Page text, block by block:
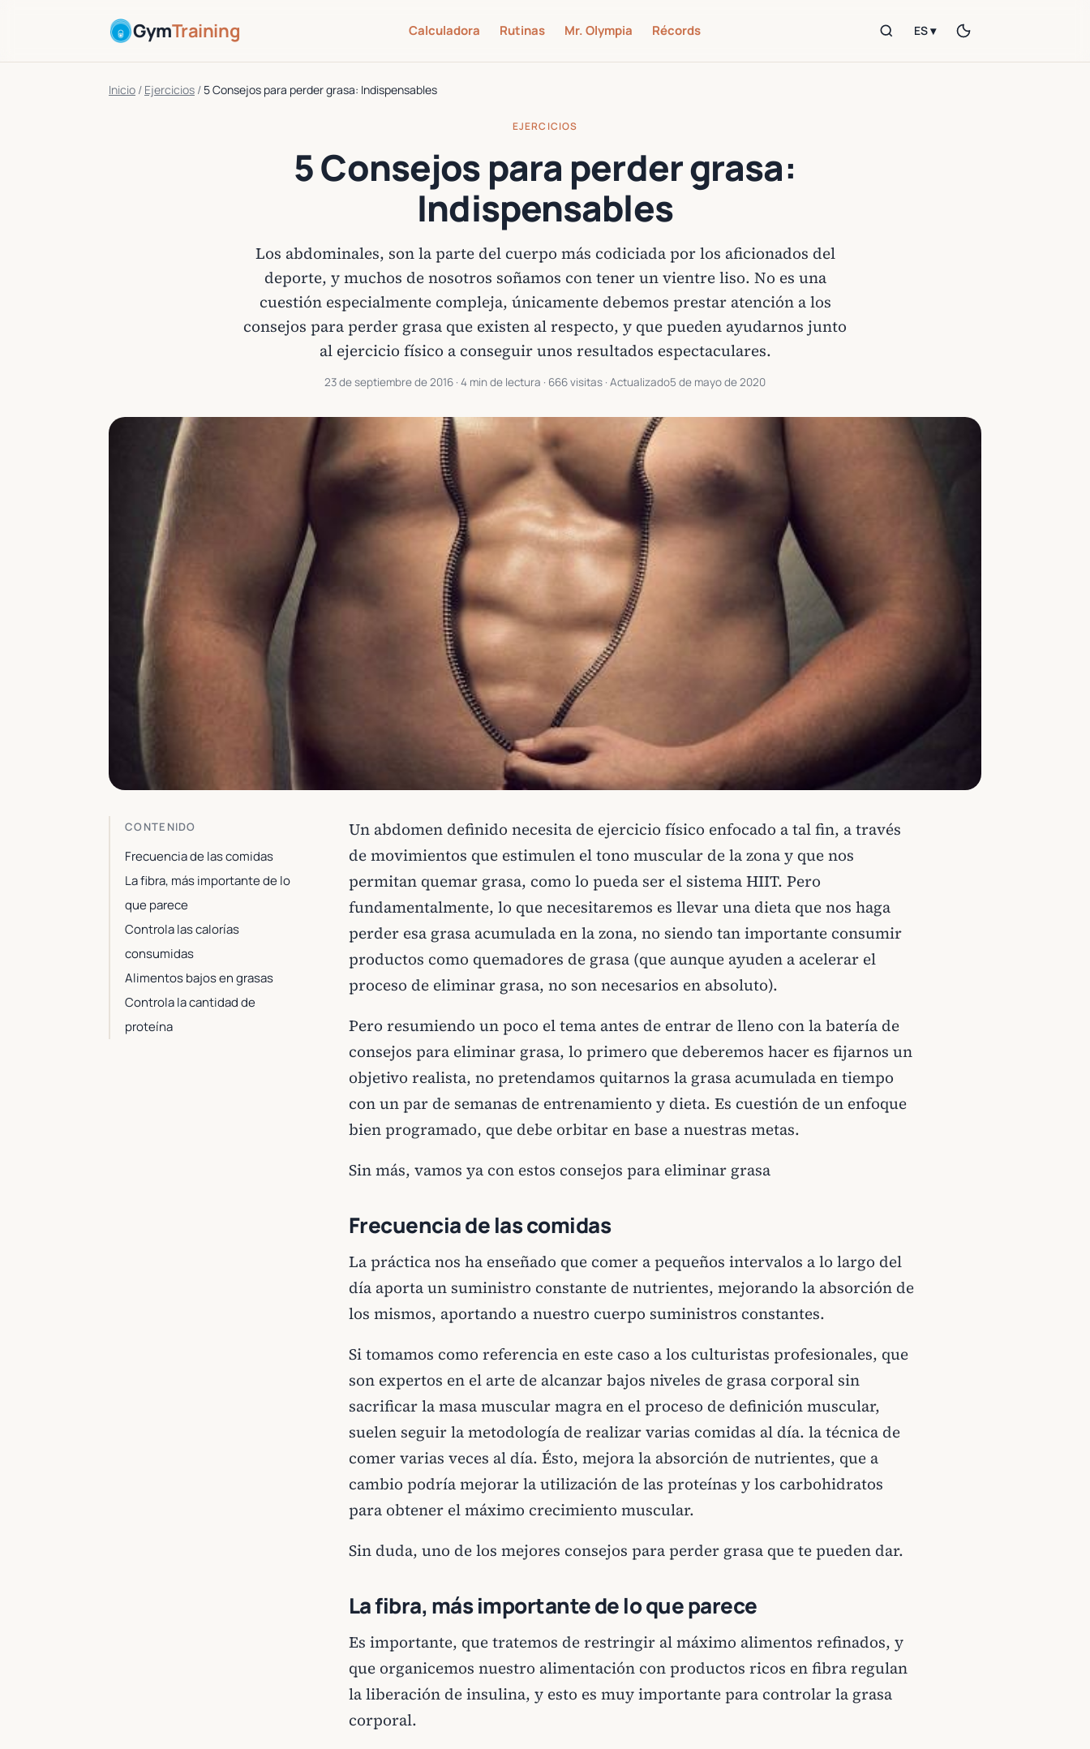
GymTraining Calculadora Rutinas Mr. Olympia Récords ES ▾
Inicio / Ejercicios / 5 Consejos para perder grasa: Indispensables
EJERCICIOS
5 Consejos para perder grasa:
Indispensables
Los abdominales, son la parte del cuerpo más codiciada por los aficionados del
deporte, y muchos de nosotros soñamos con tener un vientre liso. No es una
cuestión especialmente compleja, únicamente debemos prestar atención a los
consejos para perder grasa que existen al respecto, y que pueden ayudarnos junto
al ejercicio físico a conseguir unos resultados espectaculares.
23 de septiembre de 2016 · 4 min de lectura · 666 visitas · Actualizado5 de mayo de 2020
CONTENIDO
Frecuencia de las comidas
La fibra, más importante de lo
que parece
Controla las calorías
consumidas
Alimentos bajos en grasas
Controla la cantidad de
proteína
Un abdomen definido necesita de ejercicio físico enfocado a tal fin, a través
de movimientos que estimulen el tono muscular de la zona y que nos
permitan quemar grasa, como lo pueda ser el sistema HIIT. Pero
fundamentalmente, lo que necesitaremos es llevar una dieta que nos haga
perder esa grasa acumulada en la zona, no siendo tan importante consumir
productos como quemadores de grasa (que aunque ayuden a acelerar el
proceso de eliminar grasa, no son necesarios en absoluto).
Pero resumiendo un poco el tema antes de entrar de lleno con la batería de
consejos para eliminar grasa, lo primero que deberemos hacer es fijarnos un
objetivo realista, no pretendamos quitarnos la grasa acumulada en tiempo
con un par de semanas de entrenamiento y dieta. Es cuestión de un enfoque
bien programado, que debe orbitar en base a nuestras metas.
Sin más, vamos ya con estos consejos para eliminar grasa
Frecuencia de las comidas
La práctica nos ha enseñado que comer a pequeños intervalos a lo largo del
día aporta un suministro constante de nutrientes, mejorando la absorción de
los mismos, aportando a nuestro cuerpo suministros constantes.
Si tomamos como referencia en este caso a los culturistas profesionales, que
son expertos en el arte de alcanzar bajos niveles de grasa corporal sin
sacrificar la masa muscular magra en el proceso de definición muscular,
suelen seguir la metodología de realizar varias comidas al día. la técnica de
comer varias veces al día. Ésto, mejora la absorción de nutrientes, que a
cambio podría mejorar la utilización de las proteínas y los carbohidratos
para obtener el máximo crecimiento muscular.
Sin duda, uno de los mejores consejos para perder grasa que te pueden dar.
La fibra, más importante de lo que parece
Es importante, que tratemos de restringir al máximo alimentos refinados, y
que organicemos nuestro alimentación con productos ricos en fibra regulan
la liberación de insulina, y esto es muy importante para controlar la grasa
corporal.